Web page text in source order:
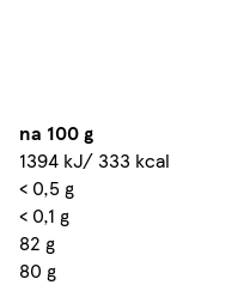
na 100 g
1394 kJ/ 333 kcal
< 0,5 g
< 0,1 g
82 g
80 g